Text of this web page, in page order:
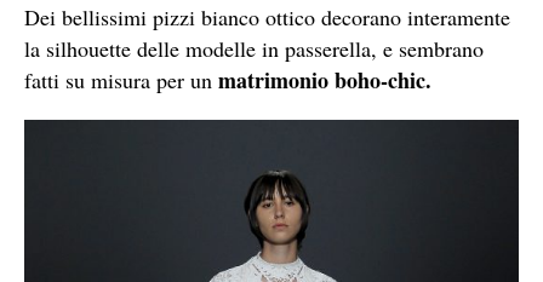
Dei bellissimi pizzi bianco ottico decorano interamente
la silhouette delle modelle in passerella, e sembrano
fatti su misura per un matrimonio boho-chic.